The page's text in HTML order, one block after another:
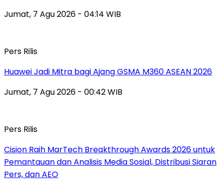
Jumat, 7 Agu 2026 - 04:14 WIB
Pers Rilis
Huawei Jadi Mitra bagi Ajang GSMA M360 ASEAN 2026
Jumat, 7 Agu 2026 - 00:42 WIB
Pers Rilis
Cision Raih MarTech Breakthrough Awards 2026 untuk
Pemantauan dan Analisis Media Sosial, Distribusi Siaran
Pers, dan AEO